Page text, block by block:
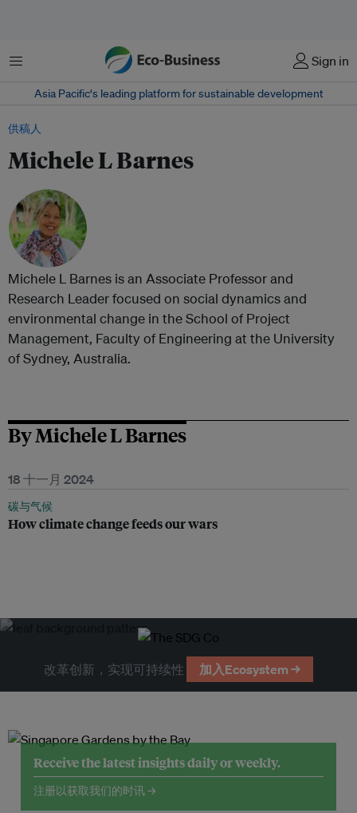
菜单 Sign in
Asia Pacific‘s leading platform for sustainable development
供稿人
Michele L Barnes
Michele L Barnes is an Associate Professor and
Research Leader focused on social dynamics and
environmental change in the School of Project
Management, Faculty of Engineering at the University
of Sydney, Australia.
By Michele L Barnes
18 十一月 2024
碳与气候
How climate change feeds our wars
改革创新，实现可持续性 加入Ecosystem →
Receive the latest insights daily or weekly.
注册以获取我们的时讯 →